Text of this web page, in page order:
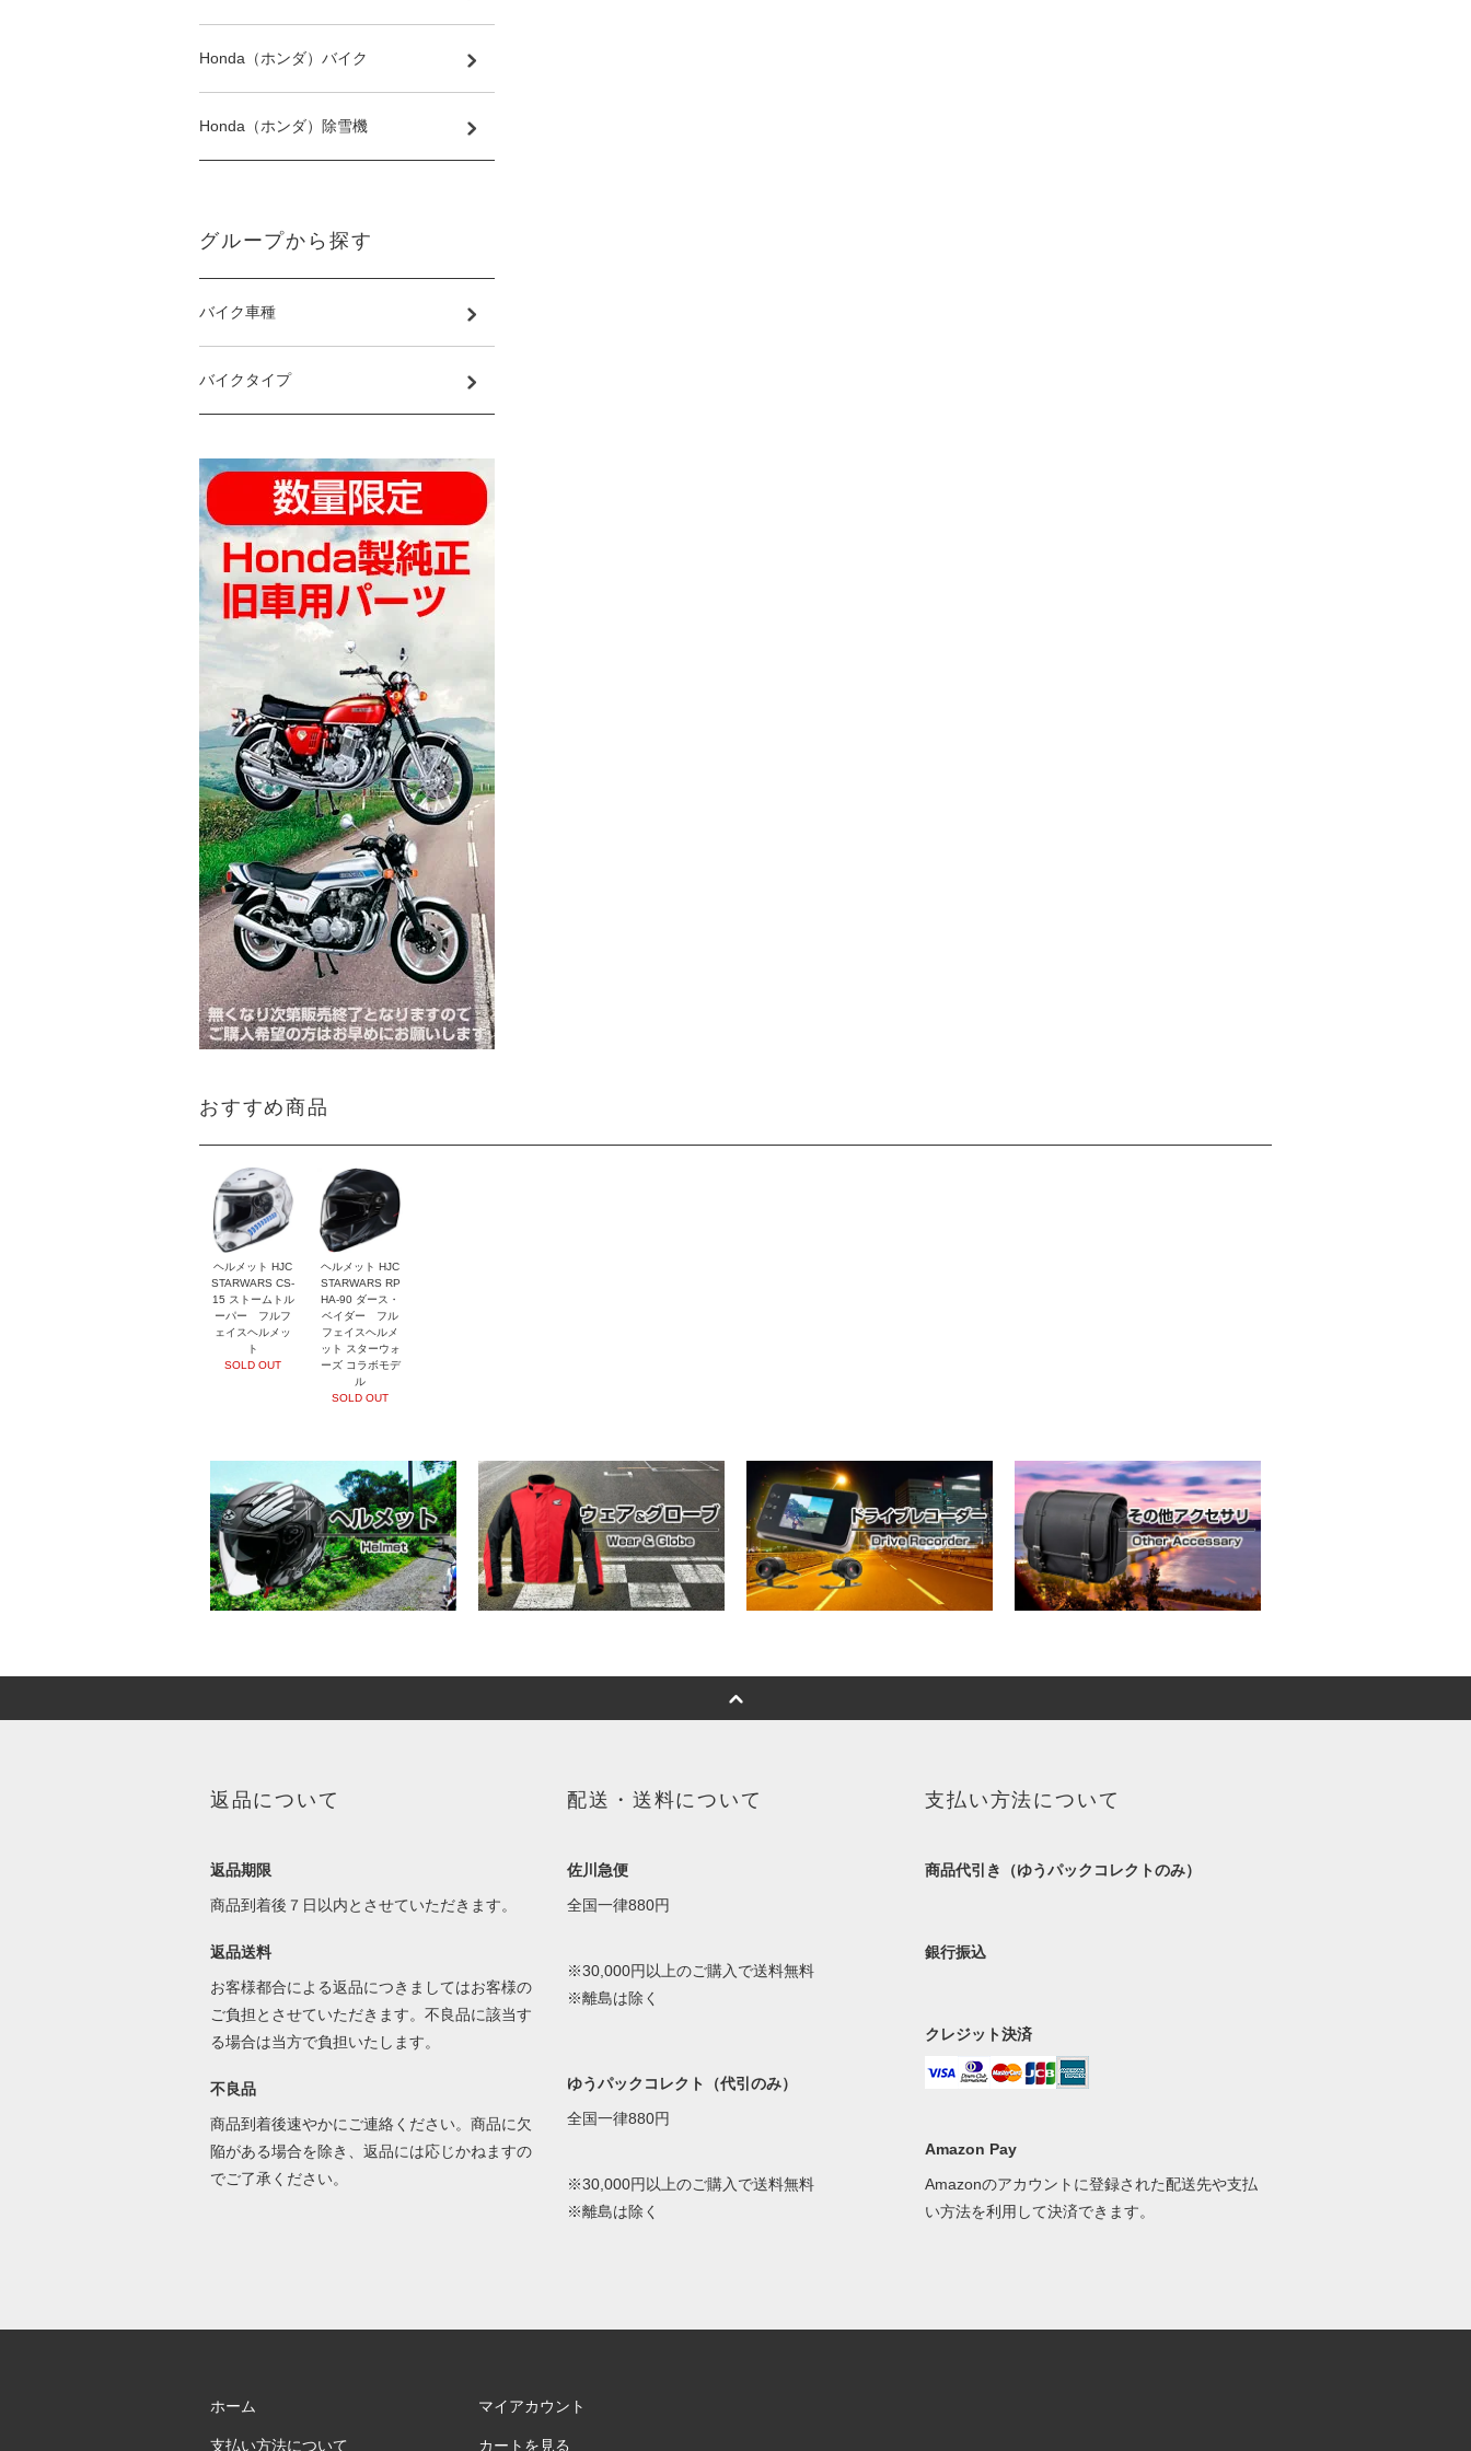
Honda（ホンダ）バイク
Honda（ホンダ）除雪機
グループから探す
バイク車種
バイクタイプ
おすすめ商品
ヘルメット HJC
STARWARS CS-
15 ストームトル
ーパー フルフ
ェイスヘルメッ
ト
SOLD OUT
ヘルメット HJC
STARWARS RP
HA-90 ダース・
ベイダー フル
フェイスヘルメ
ット スターウォ
ーズ コラボモデ
ル
SOLD OUT
返品について
返品期限
商品到着後７日以内とさせていただきます。
返品送料
お客様都合による返品につきましてはお客様の
ご負担とさせていただきます。不良品に該当す
る場合は当方で負担いたします。
不良品
商品到着後速やかにご連絡ください。商品に欠
陥がある場合を除き、返品には応じかねますの
でご了承ください。
配送・送料について
佐川急便
全国一律880円
※30,000円以上のご購入で送料無料
※離島は除く
ゆうパックコレクト（代引のみ）
全国一律880円
※30,000円以上のご購入で送料無料
※離島は除く
支払い方法について
商品代引き（ゆうパックコレクトのみ）
銀行振込
クレジット決済
Amazon Pay
Amazonのアカウントに登録された配送先や支払
い方法を利用して決済できます。
ホーム
支払い方法について
マイアカウント
カートを見る